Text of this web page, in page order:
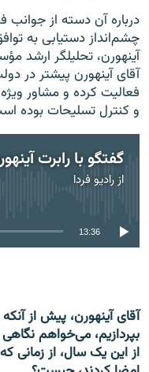
درباره آن دسته از جوانب
چشم‌انداز دستیابی به
آینهورن، تحلیلگر ارشد
آقای آینهورن پیشتر در
فعالیت کرده و مشاور
و کنترل تسلیحات بوده
ازرادیو فردا
13:36
آقای آینهورن، پیش از
بپردازیم، می‌خواهم